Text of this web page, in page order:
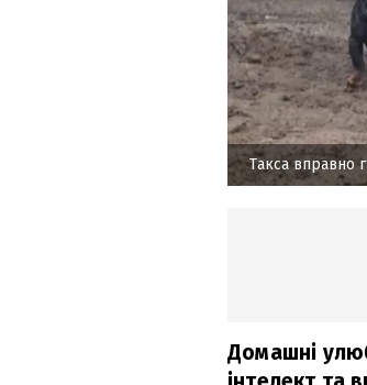
Такса вправно
Домашні